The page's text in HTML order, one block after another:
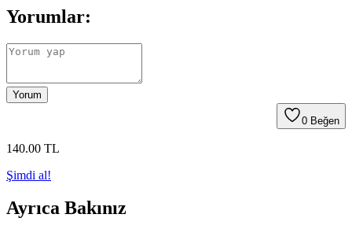
Yorumlar:
Yorum
0 Beğen
140.00 TL
Şimdi al!
Ayrıca Bakınız